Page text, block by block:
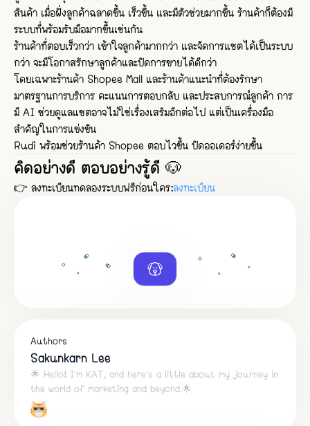
สินค้า เมื่อฝั่งลูกค้าฉลาดขึ้น เร็วขึ้น และมีตัวช่วยมากขึ้น ร้านค้าก็ต้องมี
ระบบที่พร้อมรับมือมากขึ้นเช่นกัน
ร้านค้าที่ตอบเร็วกว่า เข้าใจลูกค้ามากกว่า และจัดการแชตได้เป็นระบบ
กว่า จะมีโอกาสรักษาลูกค้าและปิดการขายได้ดีกว่า
โดยเฉพาะร้านค้า Shopee Mall และร้านค้าแนะนำที่ต้องรักษา
มาตรฐานการบริการ คะแนนการตอบกลับ และประสบการณ์ลูกค้า การ
มี AI ช่วยดูแลแชตอาจไม่ใช่เรื่องเสริมอีกต่อไป แต่เป็นเครื่องมือ
สำคัญในการแข่งขัน
Rudi พร้อมช่วยร้านค้า Shopee ตอบไวขึ้น ปิดออเดอร์ง่ายขึ้น
คิดอย่างดี ตอบอย่างรู้ดี 🐶
👉 ลงทะเบียนทดลองระบบฟรีก่อนใคร:ลงทะเบียน
Authors
Sakunkarn Lee
🌟 Hello! I'm KAT, and here's a little about my journey in
the world of marketing and beyond.🌟